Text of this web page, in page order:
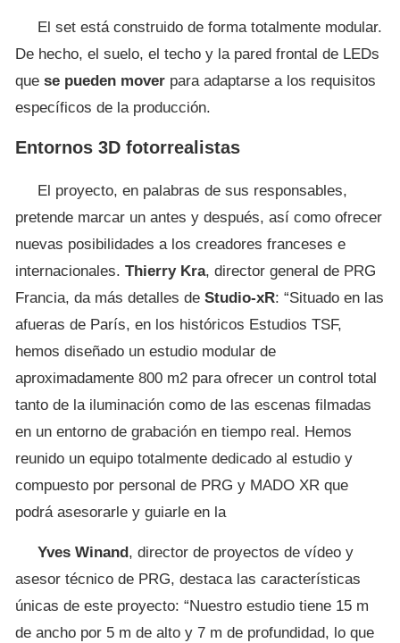
El set está construido de forma totalmente modular.
De hecho, el suelo, el techo y la pared frontal de LEDs
que se pueden mover para adaptarse a los requisitos
específicos de la producción.
Entornos 3D fotorrealistas
El proyecto, en palabras de sus responsables,
pretende marcar un antes y después, así como ofrecer
nuevas posibilidades a los creadores franceses e
internacionales. Thierry Kra, director general de PRG
Francia, da más detalles de Studio-xR: “Situado en las
afueras de París, en los históricos Estudios TSF,
hemos diseñado un estudio modular de
aproximadamente 800 m2 para ofrecer un control total
tanto de la iluminación como de las escenas filmadas
en un entorno de grabación en tiempo real. Hemos
reunido un equipo totalmente dedicado al estudio y
compuesto por personal de PRG y MADO XR que
podrá asesorarle y guiarle en la
Yves Winand , director de proyectos de vídeo y
asesor técnico de PRG, destaca las características
únicas de este proyecto: “Nuestro estudio tiene 15 m
de ancho por 5 m de alto y 7 m de profundidad, lo que